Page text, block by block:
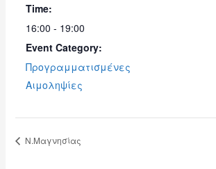
Time:
16:00 - 19:00
Event Category:
Προγραμματισμένες
Αιμοληψίες
Ν.Μαγνησίας